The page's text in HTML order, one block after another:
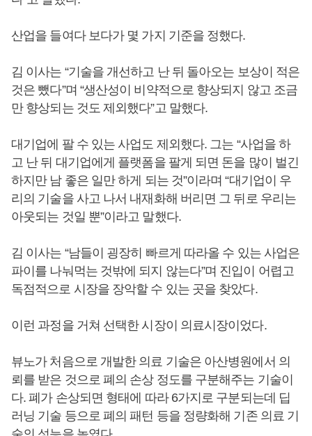
산업을 들여다 보다가 몇 가지 기준을 정했다.
김 이사는 “기술을 개선하고 난 뒤 돌아오는 보상이 적은
것은 뺐다”며 “생산성이 비약적으로 향상되지 않고 조금
만 향상되는 것도 제외했다”고 말했다.
대기업에 팔 수 있는 사업도 제외했다. 그는 “사업을 하
고 난 뒤 대기업에게 플랫폼을 팔게 되면 돈을 많이 벌긴
하지만 남 좋은 일만 하게 되는 것”이라며 “대기업이 우
리의 기술을 사고 나서 내재화해 버리면 그 뒤로 우리는
아웃되는 것일 뿐”이라고 말했다.
김 이사는 “남들이 굉장히 빠르게 따라올 수 있는 사업은
파이를 나눠먹는 것밖에 되지 않는다”며 진입이 어렵고
독점적으로 시장을 장악할 수 있는 곳을 찾았다.
이런 과정을 거쳐 선택한 시장이 의료시장이었다.
뷰노가 처음으로 개발한 의료 기술은 아산병원에서 의
뢰를 받은 것으로 폐의 손상 정도를 구분해주는 기술이
다. 폐가 손상되면 형태에 따라 6가지로 구분되는데 딥
러닝 기술 등으로 폐의 패턴 등을 정량화해 기존 의료 기